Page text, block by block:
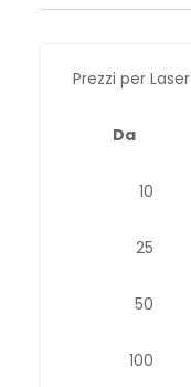
Prezzi per Laser
Da
10
25
50
100